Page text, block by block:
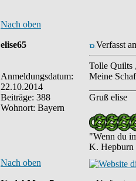
Nach oben
elise65
Anmeldungsdatum:
22.10.2014
Beiträge: 388
Wohnort: Bayern
Verfasst
Tolle Quilts
Meine
Gruß elise
"Wenn du
K. Hepburn
Nach oben